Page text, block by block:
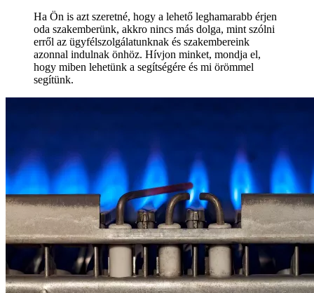
Ha Ön is azt szeretné, hogy a lehető leghamarabb érjen
oda szakemberünk, akkro nincs más dolga, mint szólni
erről az ügyfélszolgálatunknak és szakembereink
azonnal indulnak önhöz. Hívjon minket, mondja el,
hogy miben lehetünk a segítségére és mi örömmel
segítünk.